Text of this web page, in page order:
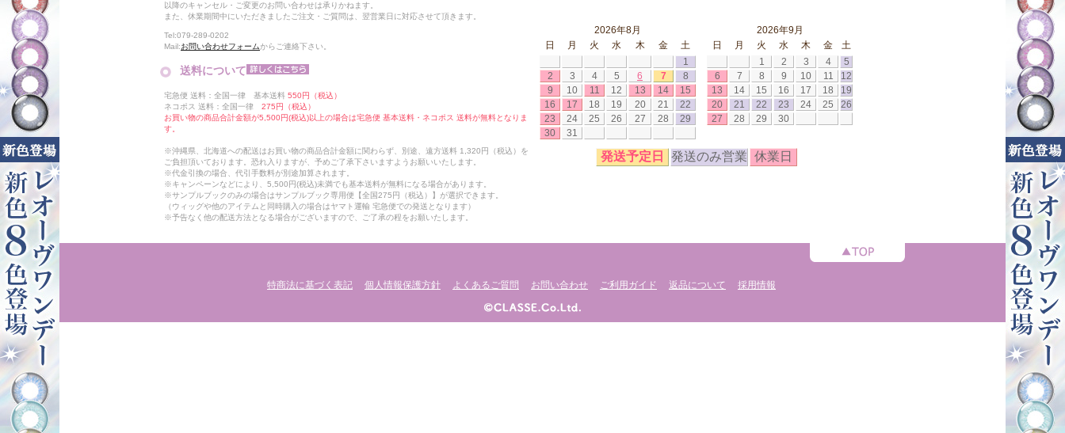
以降のキャンセル・ご変更のお問い合わせは承りかねます。
また、休業期間中にいただきましたご注文・ご質問は、翌営業日に対応させて頂きます。
Tel:079-289-0202
Mail:お問い合わせフォームからご連絡下さい。
送料について
宅急便 送料：全国一律 基本送料 550円（税込）
ネコポス 送料：全国一律 275円（税込）
お買い物の商品合計金額が5,500円(税込)以上の場合は宅急便 基本送料・ネコポス 送料が無料となりま
す。
※沖縄県、北海道への配送はお買い物の商品合計金額に関わらず、別途、遠方送料 1,320円（税込）を
ご負担頂いております。恐れ入りますが、予めご了承下さいますようお願いいたします。
※代金引換の場合、代引手数料が別途加算されます。
※キャンペーンなどにより、5,500円(税込)未満でも基本送料が無料になる場合があります。
※サンプルブックのみの場合はサンプルブック専用便【全国275円（税込）】が選択できます。
（ウィッグや他のアイテムと同時購入の場合はヤマト運輸 宅急便での発送となります）
※予告なく他の配送方法となる場合がございますので、ご了承の程をお願いたします。
2026年8月
日
月 火 水 木 金
土
1
2
3 4 5 6 7
8
9
10 11 12 13 14
15
16
17 18 19 20 21
22
23
24 25 26 27 28
29
30
31
2026年9月
日
月 火 水 木 金
土
1
2 3 4
5
6
7 8 9 10 11
12
13
14 15 16 17 18
19
20
21 22 23 24 25
26
27
28 29 30
発送予定日 発送のみ営業 休業日
特商法に基づく表記 個人情報保護方針 よくあるご質問 お問い合わせ ご利用ガイド 返品について 採用情報